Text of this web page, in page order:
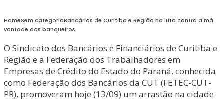
HomeSem categoriaBancários de Curitiba e Região na luta contra a má
vontade dos banqueiros
O Sindicato dos Bancários e Financiários de Curitiba e
Região e a Federação dos Trabalhadores em
Empresas de Crédito do Estado do Paraná, conhecida
como Federação dos Bancários da CUT (FETEC-CUT-
PR), promoveram hoje (13/09) um arrastão na cidade